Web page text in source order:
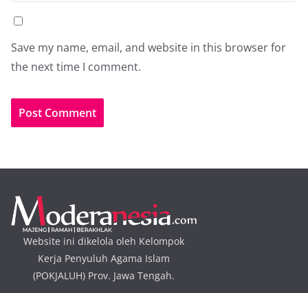
Save my name, email, and website in this browser for
the next time I comment.
Website ini dikelola oleh Kelompok
Kerja Penyuluh Agama Islam
(POKJALUH) Prov. Jawa Tengah.